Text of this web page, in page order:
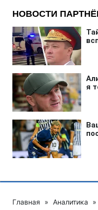
Главная » Аналитика »